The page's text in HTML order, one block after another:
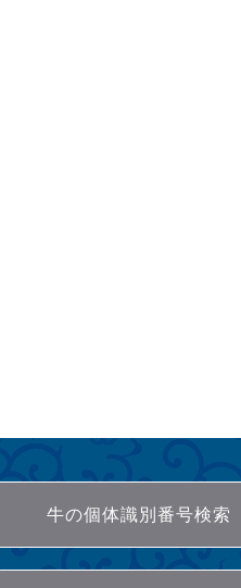
牛の個体識別番号検索